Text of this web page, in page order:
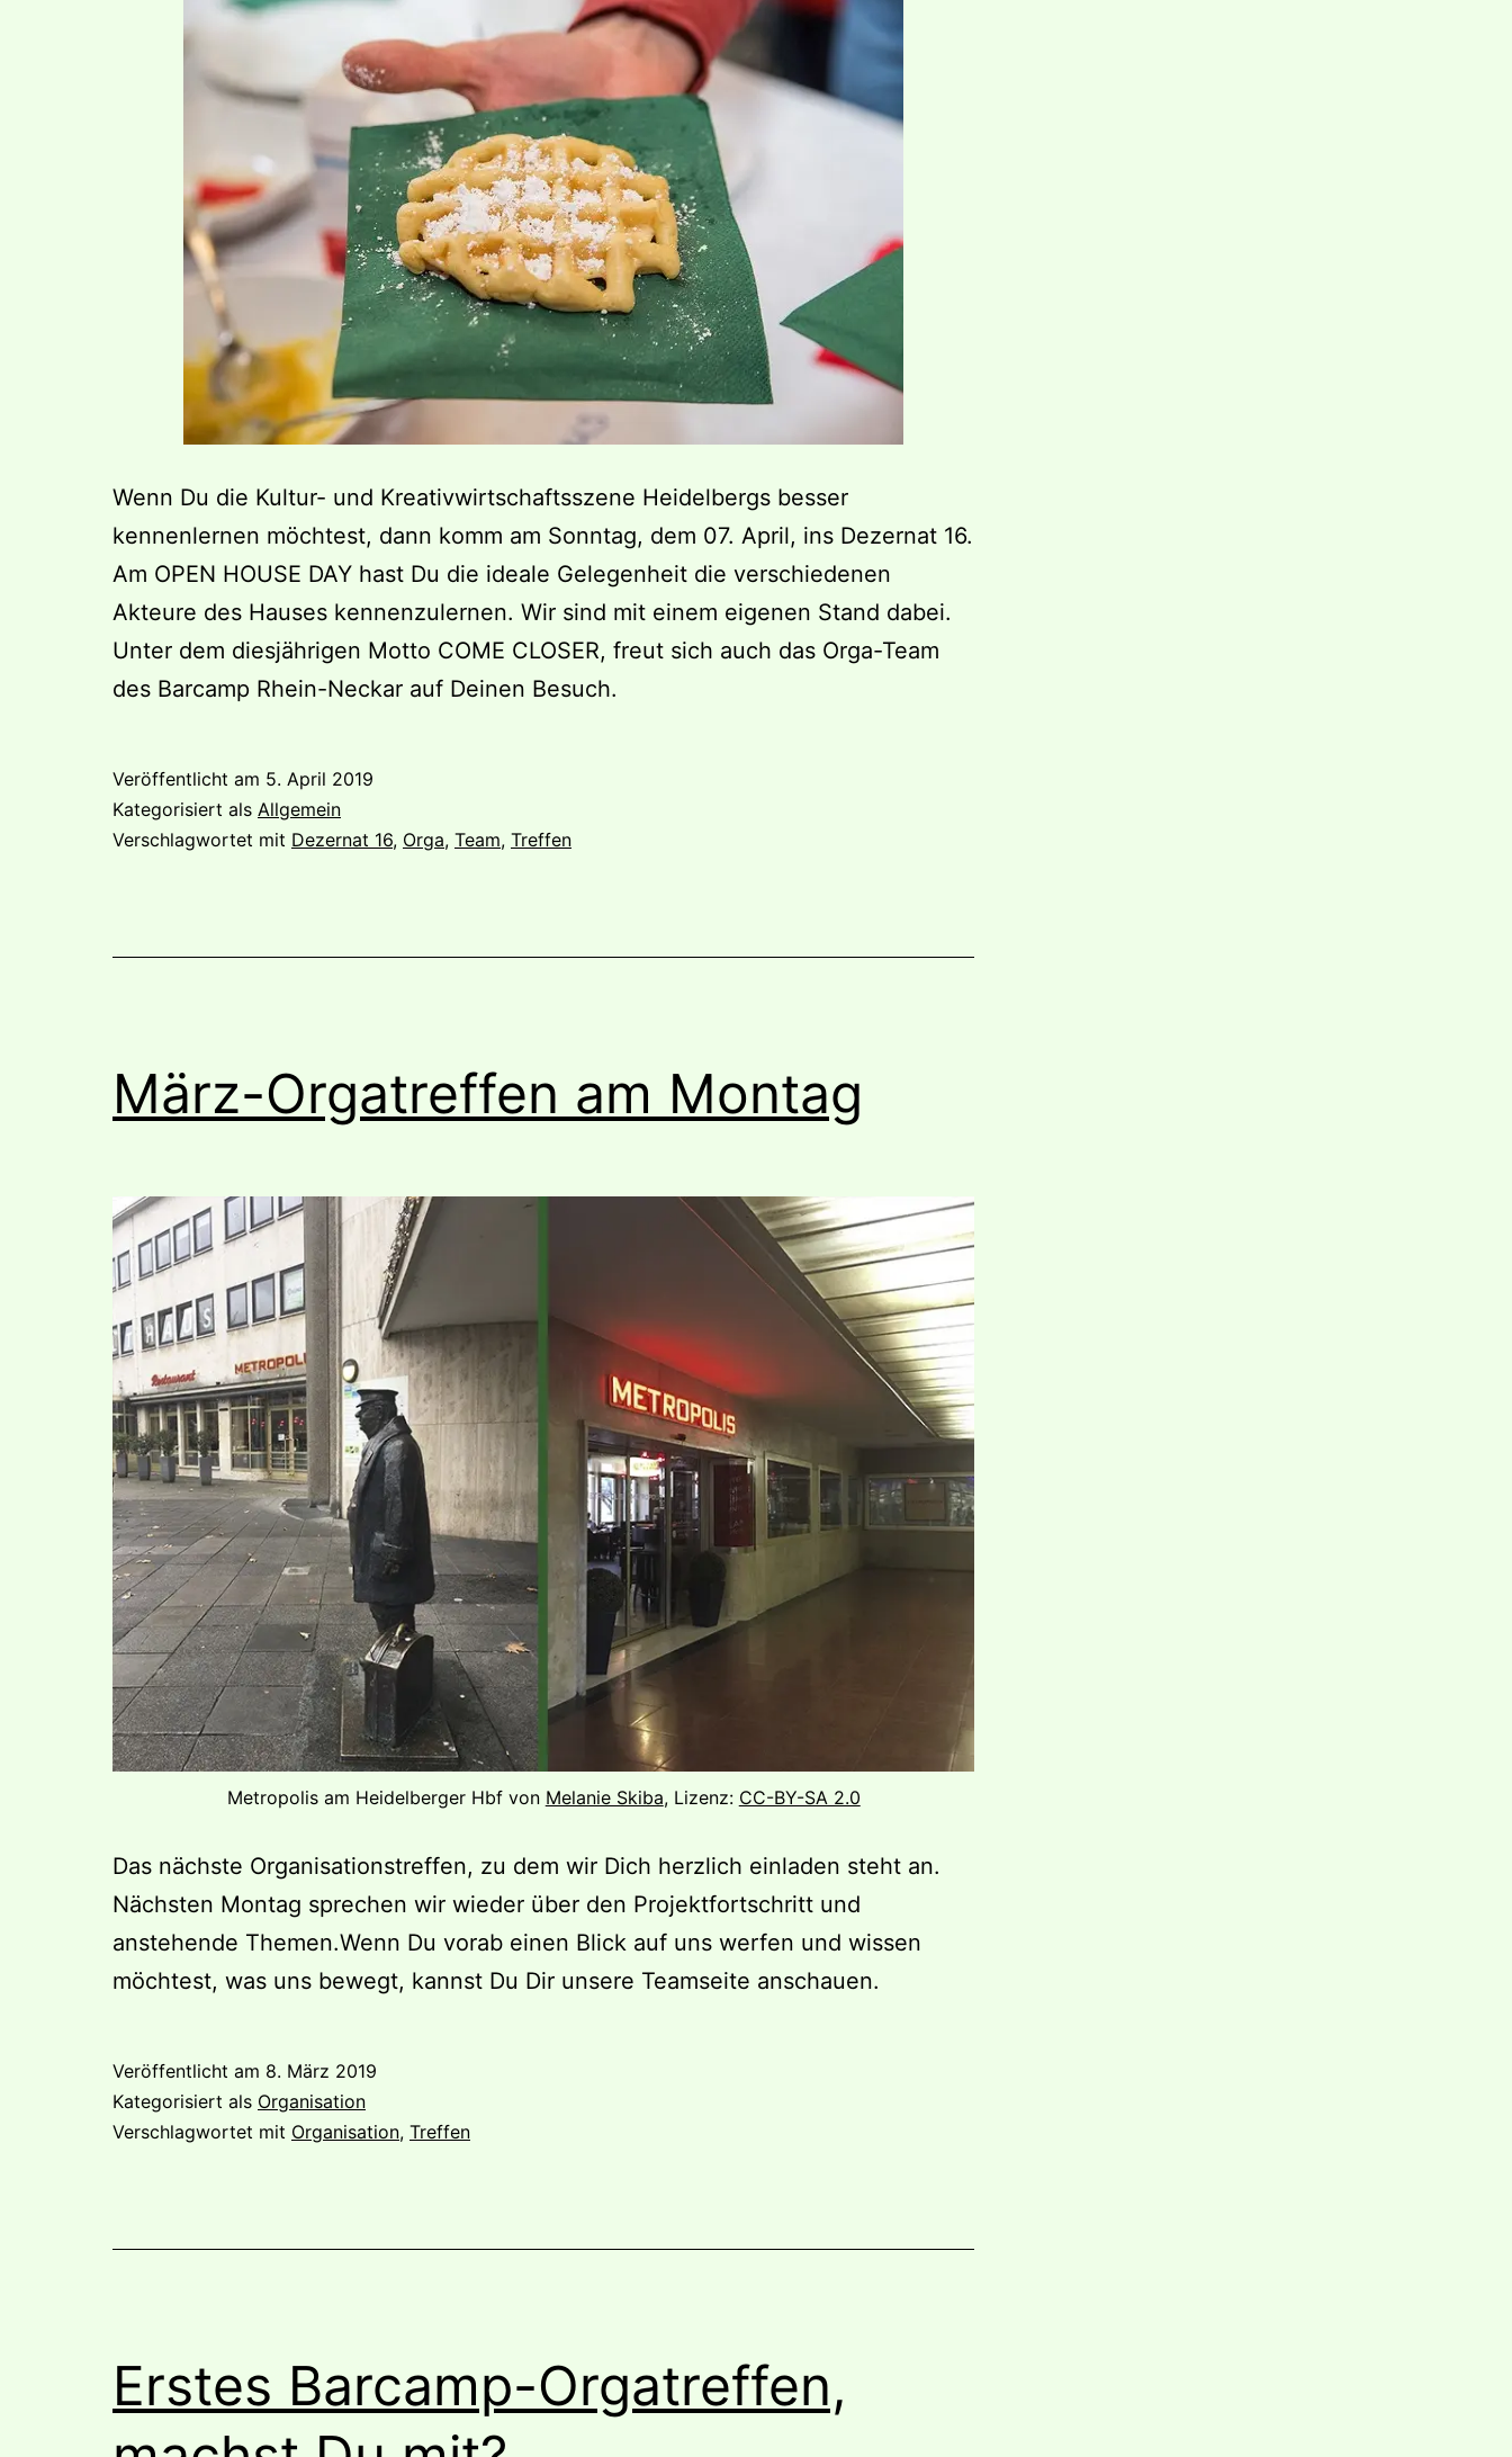
Wenn Du die Kultur- und Kreativwirtschaftsszene Heidelbergs besser
kennenlernen möchtest, dann komm am Sonntag, dem 07. April, ins Dezernat 16.
Am OPEN HOUSE DAY hast Du die ideale Gelegenheit die verschiedenen
Akteure des Hauses kennenzulernen. Wir sind mit einem eigenen Stand dabei.
Unter dem diesjährigen Motto COME CLOSER, freut sich auch das Orga-Team
des Barcamp Rhein-Neckar auf Deinen Besuch.
Veröffentlicht am 5. April 2019
Kategorisiert als Allgemein
Verschlagwortet mit Dezernat 16, Orga, Team, Treffen
März-Orgatreffen am Montag
Metropolis am Heidelberger Hbf von Melanie Skiba, Lizenz: CC-BY-SA 2.0
Das nächste Organisationstreffen, zu dem wir Dich herzlich einladen steht an.
Nächsten Montag sprechen wir wieder über den Projektfortschritt und
anstehende Themen.Wenn Du vorab einen Blick auf uns werfen und wissen
möchtest, was uns bewegt, kannst Du Dir unsere Teamseite anschauen.
Veröffentlicht am 8. März 2019
Kategorisiert als Organisation
Verschlagwortet mit Organisation, Treffen
Erstes Barcamp-Orgatreffen,